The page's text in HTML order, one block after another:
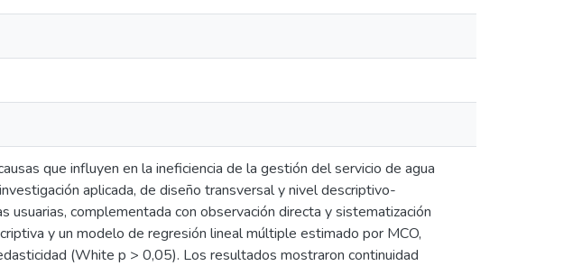
que influyen en la ineficiencia de la gestión del servicio de agua
aplicada, de diseño transversal y nivel descriptivo-
complementada con observación directa y sistematización
y un modelo de regresión lineal múltiple estimado por MCO,
(White p > 0,05). Los resultados mostraron continuidad